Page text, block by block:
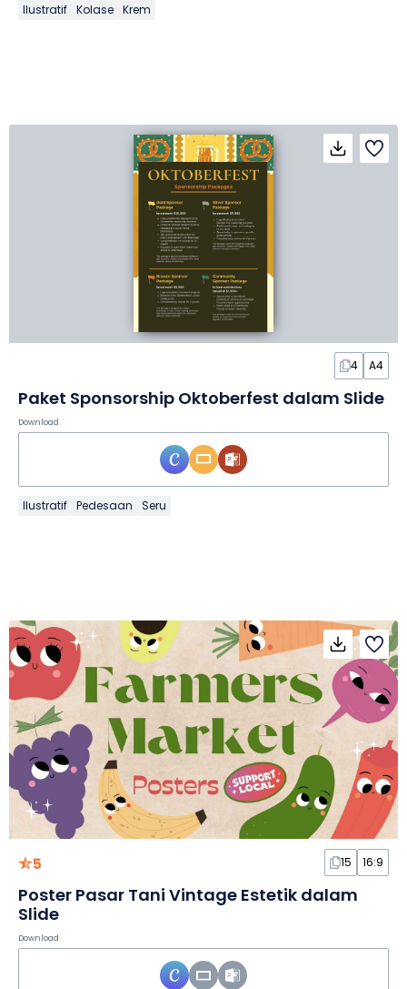
Ilustratif Kolase Krem
4 A4
Paket Sponsorship Oktoberfest dalam Slide
Download
Ilustratif Pedesaan Seru
5 15 16:9
Poster Pasar Tani Vintage Estetik dalam
Slide
Download